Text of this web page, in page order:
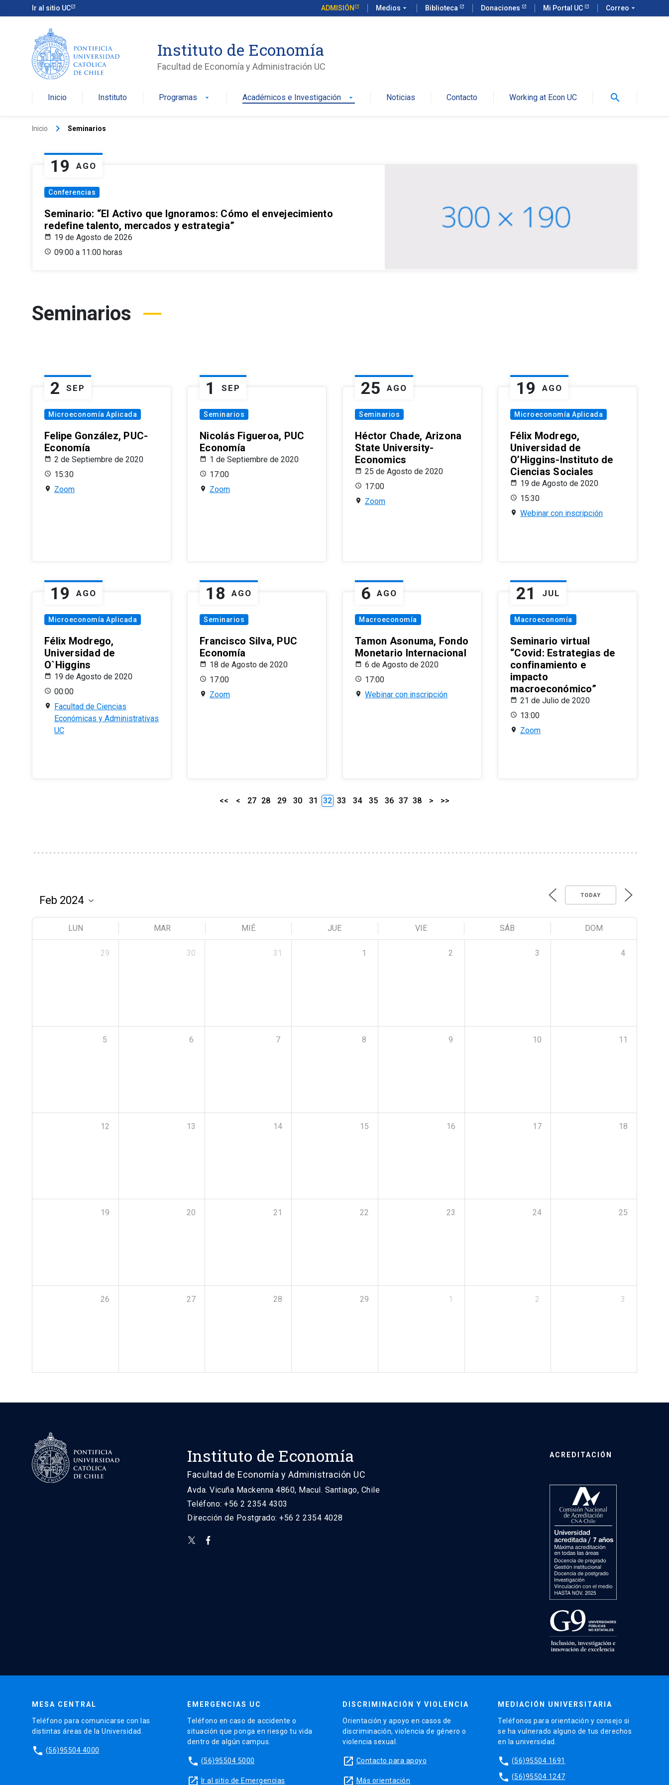
Ir al sitio UC ADMISIÓN Medios arrow_drop_down Biblioteca Donaciones Mi Portal UC Correo arrow_drop_down
Instituto de Economía
Facultad de Economía y Administración UC
Inicio Instituto Programas arrow_drop_down Académicos e Investigación arrow_drop_down Noticias Contacto Working at Econ UC search
Inicio keyboard_arrow_right Seminarios
19 AGO
Conferencias
Seminario: “El Activo que Ignoramos: Cómo el envejecimiento
redefine talento, mercados y estrategia”
19 de Agosto de 2026
09:00 a 11:00 horas
Seminarios
2 SEP
Microeconomía Aplicada
Felipe González, PUC-
Economía
2 de Septiembre de 2020
15:30
Zoom
1 SEP
Seminarios
Nicolás Figueroa, PUC
Economía
1 de Septiembre de 2020
17:00
Zoom
25 AGO
Seminarios
Héctor Chade, Arizona
State University-
Economics
25 de Agosto de 2020
17:00
Zoom
19 AGO
Microeconomía Aplicada
Félix Modrego,
Universidad de
O’Higgins-Instituto de
Ciencias Sociales
19 de Agosto de 2020
15:30
Webinar con inscripción
19 AGO
Microeconomía Aplicada
Félix Modrego,
Universidad de
O`Higgins
19 de Agosto de 2020
00:00
Facultad de Ciencias
Económicas y Administrativas
UC
18 AGO
Seminarios
Francisco Silva, PUC
Economía
18 de Agosto de 2020
17:00
Zoom
6 AGO
Macroeconomía
Tamon Asonuma, Fondo
Monetario Internacional
6 de Agosto de 2020
17:00
Webinar con inscripción
21 JUL
Macroeconomía
Seminario virtual
“Covid: Estrategias de
confinamiento e
impacto
macroeconómico”
21 de Julio de 2020
13:00
Zoom
<< < 27 28 29 30 31 32 33 34 35 36 37 38 > >>
TODAY
LUN MAR MIÉ JUE VIE SÁB DOM
29 30 31 1 2 3 4
5 6 7 8 9 10 11
12 13 14 15 16 17 18
19 20 21 22 23 24 25
26 27 28 29 1 2 3
Instituto de Economía
Facultad de Economía y Administración UC
Avda. Vicuña Mackenna 4860, Macul. Santiago, Chile
Teléfono: +56 2 2354 4303
Dirección de Postgrado: +56 2 2354 4028
ACREDITACIÓN
MESA CENTRAL
Teléfono para comunicarse con las
distintas áreas de la Universidad.
phone (56)95504 4000
EMERGENCIAS UC
Teléfono en caso de accidente o
situación que ponga en riesgo tu vida
dentro de algún campus.
phone (56)95504 5000
launch Ir al sitio de Emergencias
DISCRIMINACIÓN Y VIOLENCIA
Orientación y apoyo en casos de
discriminación, violencia de género o
violencia sexual.
launch Contacto para apoyo
launch Más orientación
MEDIACIÓN UNIVERSITARIA
Teléfonos para orientación y consejo si
se ha vulnerado alguno de tus derechos
en la universidad.
phone (56)95504 1691
phone (56)95504 1247